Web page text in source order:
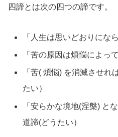
四諦とは次の四つの諦です。
「人生は思いどおりにな
「苦の原因は煩悩によっ
「苦( 煩悩) を消滅させれ
たい）
「安らかな境地(涅槃) と
道諦(どうたい）